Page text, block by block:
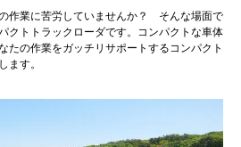
作業に苦労していませんか？ そんな場面で
クトトラックローダです。コンパクトな車体
たの作業をガッチリサポートするコンパクト
ます。